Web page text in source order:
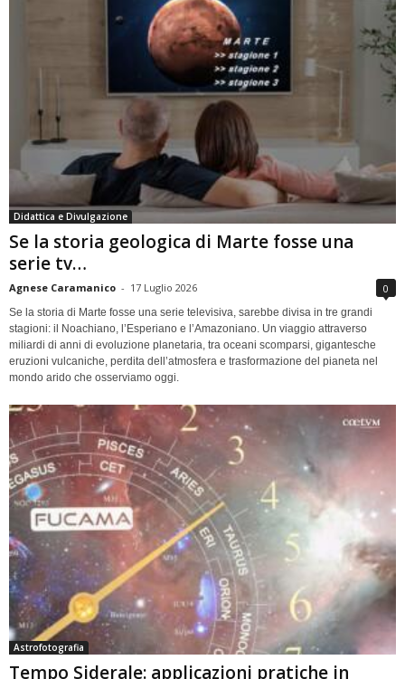
Didattica e Divulgazione
Se la storia geologica di Marte fosse una
serie tv…
Agnese Caramanico - 17 Luglio 2026 0
Se la storia di Marte fosse una serie televisiva, sarebbe divisa in tre grandi
stagioni: il Noachiano, l’Esperiano e l’Amazoniano. Un viaggio attraverso
miliardi di anni di evoluzione planetaria, tra oceani scomparsi, gigantesche
eruzioni vulcaniche, perdita dell’atmosfera e trasformazione del pianeta nel
mondo arido che osserviamo oggi.
Astrofotografia
Tempo Siderale: applicazioni pratiche in